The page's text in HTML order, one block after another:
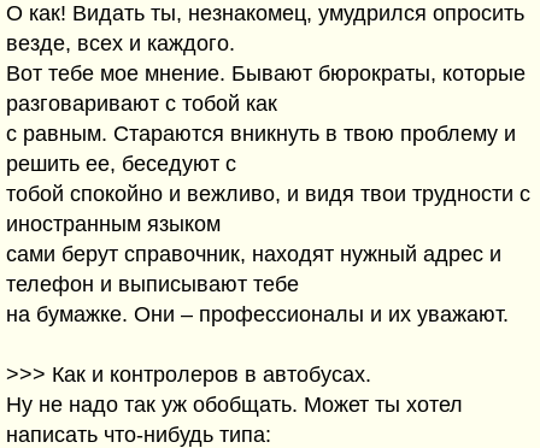
О как! Видать ты, незнакомец, умудрился опросить
везде, всех и каждого.
Вот тебе мое мнение. Бывают бюрократы, которые
разговаривают с тобой как
с равным. Стараются вникнуть в твою проблему и
решить ее, беседуют с
тобой спокойно и вежливо, и видя твои трудности с
иностранным языком
сами берут справочник, находят нужный адрес и
телефон и выписывают тебе
на бумажке. Они – профессионалы и их уважают.
>>> Как и контролеров в автобусах.
Ну не надо так уж обобщать. Может ты хотел
написать что-нибудь типа: